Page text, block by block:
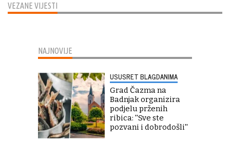
VEZANE VIJESTI
NAJNOVIJE
USUSRET BLAGDANIMA
Grad Čazma na
Badnjak organizira
podjelu prženih
ribica: ''Sve ste
pozvani i dobrodošli''